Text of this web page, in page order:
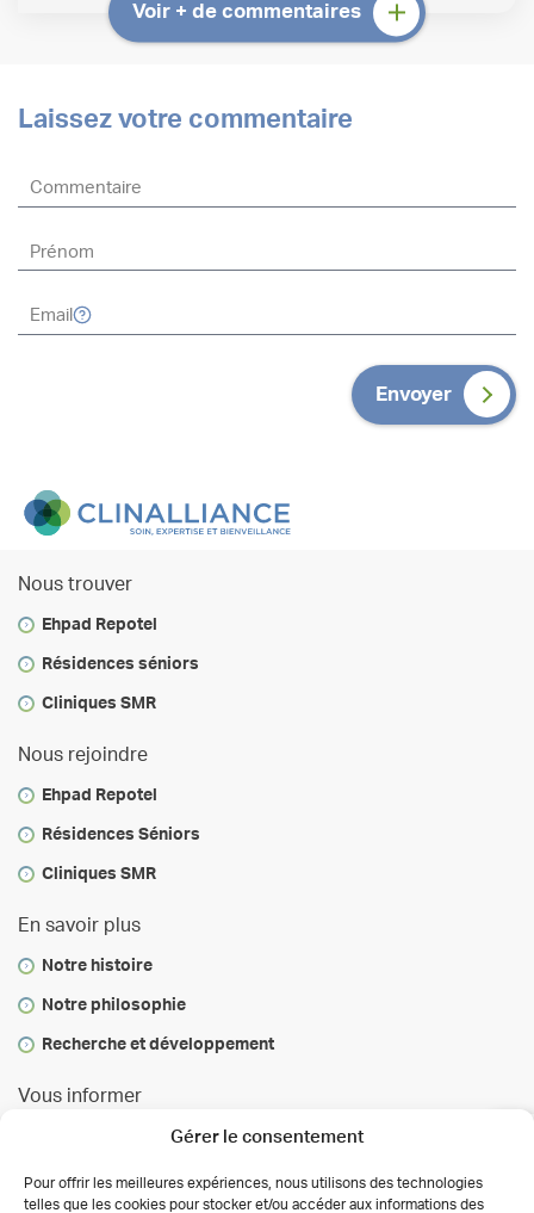
Gérer le consentement
Pour offrir les meilleures expériences, nous utilisons des technologies
telles que les cookies pour stocker et/ou accéder aux informations des
Voir + de commentaires
Laissez votre commentaire
Envoyer
Nous trouver
Ehpad Repotel
Résidences séniors
Cliniques SMR
Nous rejoindre
Ehpad Repotel
Résidences Séniors
Cliniques SMR
En savoir plus
Notre histoire
Notre philosophie
Recherche et développement
Vous informer
Actualités